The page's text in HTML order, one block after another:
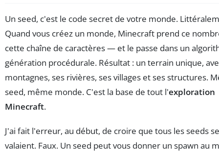
Un seed, c'est le code secret de votre monde.
Quand vous créez un monde, Minecraft prend ce
cette chaîne de caractères — et le passe dans un
génération procédurale. Résultat : un terrain unique,
montagnes, ses rivières, ses villages et ses structures.
seed, même monde. C'est la base de tout l'exploration
Minecraft.
J'ai fait l'erreur, au début, de croire que tous les seeds se
valaient. Faux. Un seed peut vous donner un spawn au